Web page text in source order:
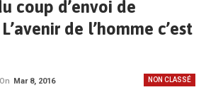
coup d’envoi de
L’avenir de l’homme c’est
NON CLASSÉ
On Mar 8, 2016